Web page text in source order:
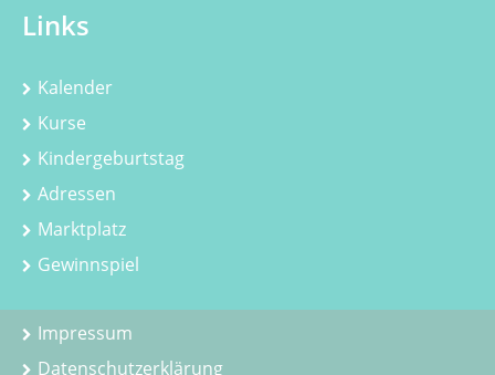
Links
Kalender
Kurse
Kindergeburtstag
Adressen
Marktplatz
Gewinnspiel
Impressum
Datenschutzerklärung